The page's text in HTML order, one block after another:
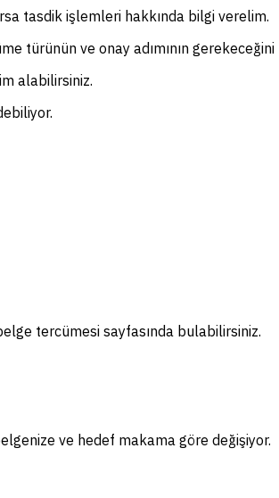
tasdik işlemleri hakkında bilgi verelim.
türünün ve onay adımının
alabilirsiniz.
tercümesi sayfasında bulabilirsiniz.
ve hedef makama göre değişiyor.